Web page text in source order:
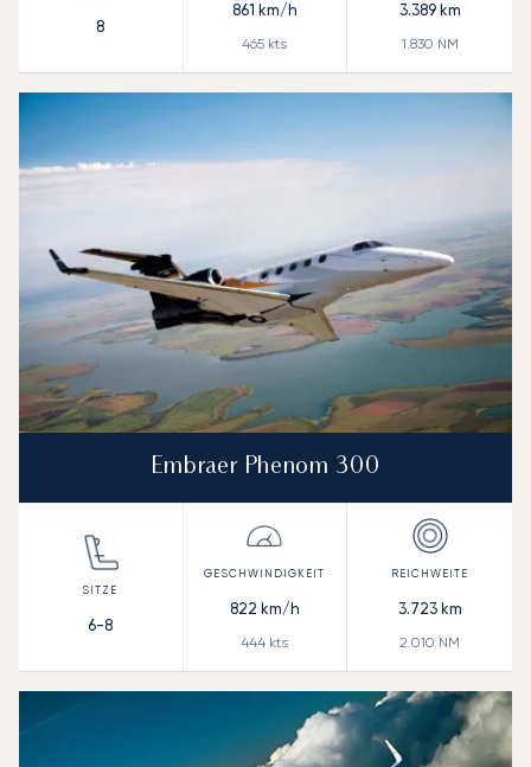
8
861 km/h
465 kts
3.389km
1.830 NM
Embraer Phenom 300
6-8
822 km/h
444 kts
3.723km
2.010 NM